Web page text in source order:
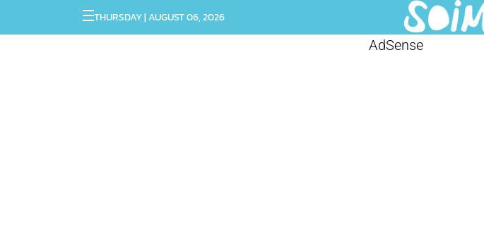
THURSDAY | AUGUST 06, 2026
AdSense